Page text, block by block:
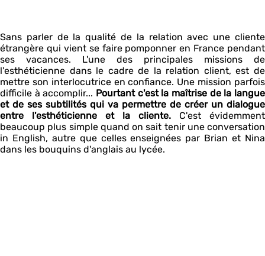
Sans parler de la qualité de la relation avec une cliente
étrangère qui vient se faire pomponner en France pendant
ses vacances. L'une des principales missions de
l'esthéticienne dans le cadre de la relation client, est de
mettre son interlocutrice en confiance. Une mission parfois
difficile à accomplir... Pourtant c'est la maîtrise de la langue
et de ses subtilités qui va permettre de créer un dialogue
entre l'esthéticienne et la cliente. C'est évidemment
beaucoup plus simple quand on sait tenir une conversation
in English, autre que celles enseignées par Brian et Nina
dans les bouquins d'anglais au lycée.